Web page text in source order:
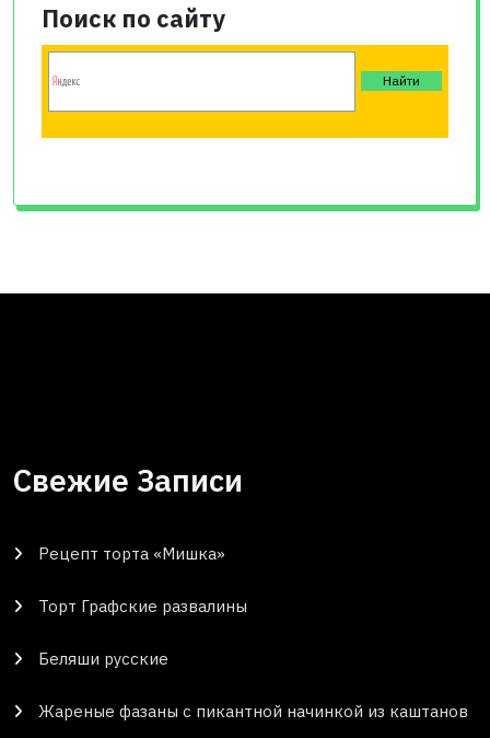
Поиск по сайту
Свежие Записи
Рецепт торта «Мишка»
Торт Графские развалины
Беляши русские
Жареные фазаны с пикантной начинкой из каштанов